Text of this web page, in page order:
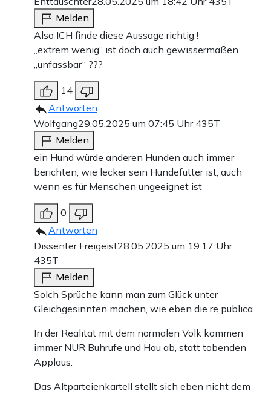
Melden
Also ICH finde diese Aussage richtig !
„extrem wenig“ ist doch auch gewissermaßen
„unfassbar“ ???
14
Antworten
Wolfgang29.05.2025 um 07:45 Uhr 435T
Melden
ein Hund würde anderen Hunden auch immer
berichten, wie lecker sein Hundefutter ist, auch
wenn es für Menschen ungeeignet ist
0
Antworten
Dissenter Freigeist28.05.2025 um 19:17 Uhr
435T
Melden
Solch Sprüche kann man zum Glück unter
Gleichgesinnten machen, wie eben die re publica.
In der Realität mit dem normalen Volk kommen
immer NUR Buhrufe und Hau ab, statt tobenden
Applaus.
Das Altparteienkartell stellt sich eben nicht dem